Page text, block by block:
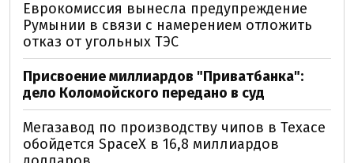
Еврокомиссия вынесла предупреждение
Румынии в связи с намерением отложить
отказ от угольных ТЭС
Присвоение миллиардов "Приватбанка":
дело Коломойского передано в суд
Мегазавод по производству чипов в Техасе
обойдется SpaceX в 16,8 миллиардов